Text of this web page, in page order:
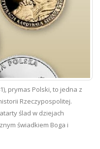
prymas Polski, to jedna z
Rzeczypospolitej.
ślad w dziejach
świadkiem Boga i